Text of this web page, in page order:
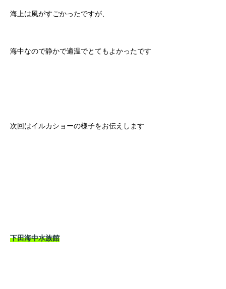
海上は風がすごかったですが、
海中なので静かで適温でとてもよかったです
次回はイルカショーの様子をお伝えします
下田海中水族館